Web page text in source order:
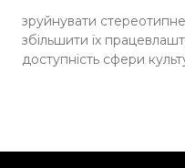
зруйнувати
збільшити їх
доступність сфери